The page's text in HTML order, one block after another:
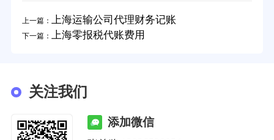
上一篇： 上海运输公司代理财务记账
下一篇： 上海零报税代账费用
关注我们
添加微信